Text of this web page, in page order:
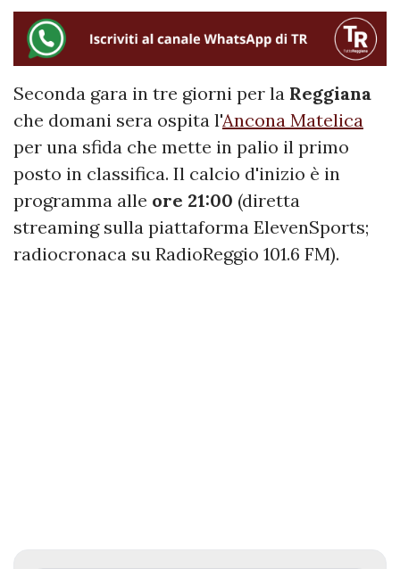
Seconda gara in tre giorni per la Reggiana
che domani sera ospita l'Ancona Matelica
per una sfida che mette in palio il primo
posto in classifica. Il calcio d'inizio è in
programma alle ore 21:00 (diretta
streaming sulla piattaforma ElevenSports;
radiocronaca su RadioReggio 101.6 FM).